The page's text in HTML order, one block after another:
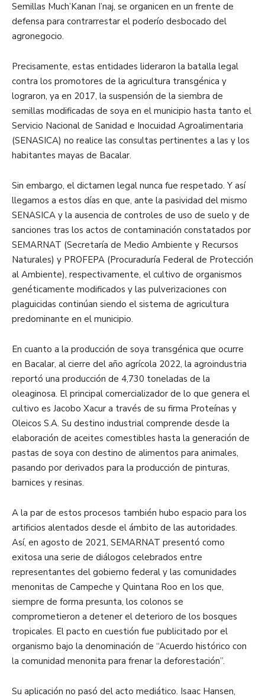
Semillas Much’Kanan I’naj, se organicen en un frente de
defensa para contrarrestar el poderío desbocado del
agronegocio.
Precisamente, estas entidades lideraron la batalla legal
contra los promotores de la agricultura transgénica y
lograron, ya en 2017, la suspensión de la siembra de
semillas modificadas de soya en el municipio hasta tanto el
Servicio Nacional de Sanidad e Inocuidad Agroalimentaria
(SENASICA) no realice las consultas pertinentes a las y los
habitantes mayas de Bacalar.
Sin embargo, el dictamen legal nunca fue respetado. Y así
llegamos a estos días en que, ante la pasividad del mismo
SENASICA y la ausencia de controles de uso de suelo y de
sanciones tras los actos de contaminación constatados por
SEMARNAT (Secretaría de Medio Ambiente y Recursos
Naturales) y PROFEPA (Procuraduría Federal de Protección
al Ambiente), respectivamente, el cultivo de organismos
genéticamente modificados y las pulverizaciones con
plaguicidas continúan siendo el sistema de agricultura
predominante en el municipio.
En cuanto a la producción de soya transgénica que ocurre
en Bacalar, al cierre del año agrícola 2022, la agroindustria
reportó una producción de 4,730 toneladas de la
oleaginosa. El principal comercializador de lo que genera el
cultivo es Jacobo Xacur a través de su firma Proteínas y
Oleicos S.A. Su destino industrial comprende desde la
elaboración de aceites comestibles hasta la generación de
pastas de soya con destino de alimentos para animales,
pasando por derivados para la producción de pinturas,
barnices y resinas.
A la par de estos procesos también hubo espacio para los
artificios alentados desde el ámbito de las autoridades.
Así, en agosto de 2021, SEMARNAT presentó como
exitosa una serie de diálogos celebrados entre
representantes del gobierno federal y las comunidades
menonitas de Campeche y Quintana Roo en los que,
siempre de forma presunta, los colonos se
comprometieron a detener el deterioro de los bosques
tropicales. El pacto en cuestión fue publicitado por el
organismo bajo la denominación de “Acuerdo histórico con
la comunidad menonita para frenar la deforestación”.
Su aplicación no pasó del acto mediático. Isaac Hansen,